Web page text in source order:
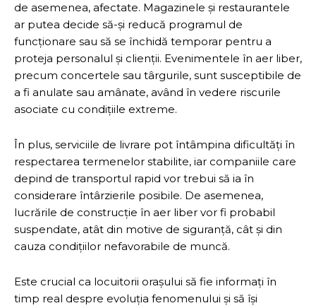
de asemenea, afectate. Magazinele și restaurantele
ar putea decide să-și reducă programul de
funcționare sau să se închidă temporar pentru a
proteja personalul și clienții. Evenimentele în aer liber,
precum concertele sau târgurile, sunt susceptibile de
a fi anulate sau amânate, având în vedere riscurile
asociate cu condițiile extreme.
În plus, serviciile de livrare pot întâmpina dificultăți în
respectarea termenelor stabilite, iar companiile care
depind de transportul rapid vor trebui să ia în
considerare întârzierile posibile. De asemenea,
lucrările de construcție în aer liber vor fi probabil
suspendate, atât din motive de siguranță, cât și din
cauza condițiilor nefavorabile de muncă.
Este crucial ca locuitorii orașului să fie informați în
timp real despre evoluția fenomenului și să își